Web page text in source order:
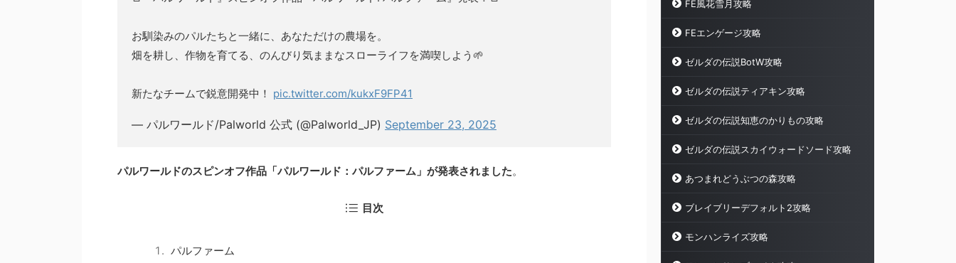
お馴染みのパルたちと一緒に、あなただけの農場を。
畑を耕し、作物を育てる、のんびり気ままなスローライフを満喫しよう🌱
新たなチームで鋭意開発中！ pic.twitter.com/kukxF9FP41
— パルワールド/Palworld 公式 (@Palworld_JP) September 23, 2025
パルワールドのスピンオフ作品「パルワールド：パルファーム」が発表されました。
目次
パルファーム
FE風花雪月攻略
FEエンゲージ攻略
ゼルダの伝説BotW攻略
ゼルダの伝説ティアキン攻略
ゼルダの伝説知恵のかりもの攻略
ゼルダの伝説スカイウォードソード攻略
あつまれどうぶつの森攻略
ブレイブリーデフォルト2攻略
モンハンライズ攻略